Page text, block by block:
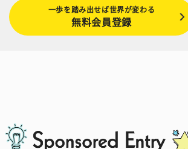
一歩を踏み出せば世界が変わる
無料会員登録